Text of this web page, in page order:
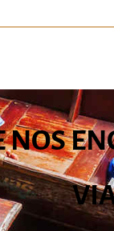
NOS